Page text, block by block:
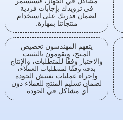
في تزويدك بإجابات فردية
لضمان قدرتك على استخدام
منتجاتنا بمهارة.
يتفهم المهندسون تخصيص
المنتج، ويقومون بالتثبيت
والاختبار وفقًا للمتطلبات، والإنتاج
بدقة وفقًا لمتطلبات العملاء،
وإجراء عمليات تفتيش الجودة
لضمان تسليم المنتج للعملاء دون
أي مشاكل في الجودة.